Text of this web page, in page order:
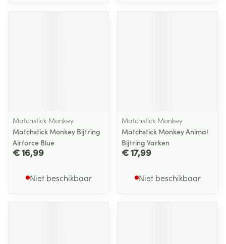
Matchstick Monkey
Matchstick Monkey Bijtring
Airforce Blue
€ 16,99
Niet beschikbaar
Matchstick Monkey
Matchstick Monkey Animal
Bijtring Varken
€ 17,99
Niet beschikbaar